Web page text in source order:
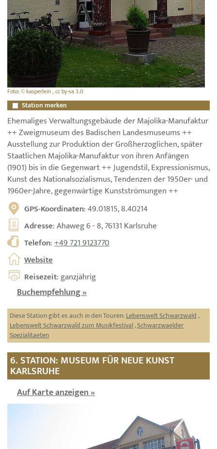
Foto: © kasperlein , cc by-sa 3.0
Station merken
Ehemaliges Verwaltungsgebäude der Majolika-Manufaktur
++ Zweigmuseum des Badischen Landesmuseums ++
Ausstellung zur Produktion der Großherzoglichen, später
Staatlichen Majolika-Manufaktur von ihren Anfängen
(1901) bis in die Gegenwart ++ Jugendstil, Expressionismus,
Kunst des Nationalsozialismus, Tendenzen der 1950er- und
1960er-Jahre, gegenwärtige Kunstströmungen ++
GPS-Koordinaten: 49.01815, 8.40214
Adresse: Ahaweg 6 - 8, 76131 Karlsruhe
Telefon:+49 721 9123770
Website
Reisezeit: ganzjährig
Buchempfehlung »
Diese Station gibt es auch in den Touren:Lebenswelt Schwarzwald,
Lebenswelt Schwarzwald zum Musikfestival,Schwarzwaelder
Spezialitaeten
6. STATION: MUSEUM FÜR NEUE KUNST
KARLSRUHE
Auf Karte anzeigen »